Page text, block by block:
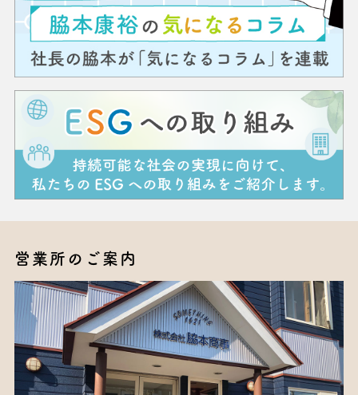
営業所のご案内